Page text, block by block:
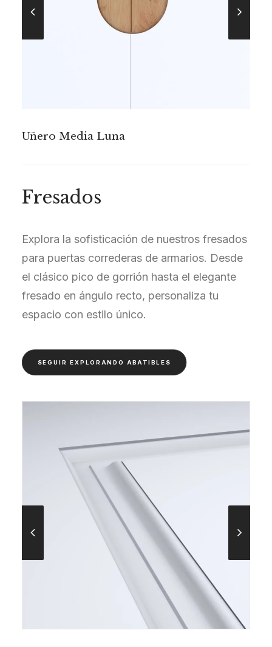
Uñero Bóveda
Fresados
Explora la sofisticación de nuestros fresados
para puertas correderas de armarios. Desde
el clásico pico de gorrión hasta el elegante
fresado en ángulo recto, personaliza tu
espacio con estilo único.
SEGUIR EXPLORANDO ABATIBLES